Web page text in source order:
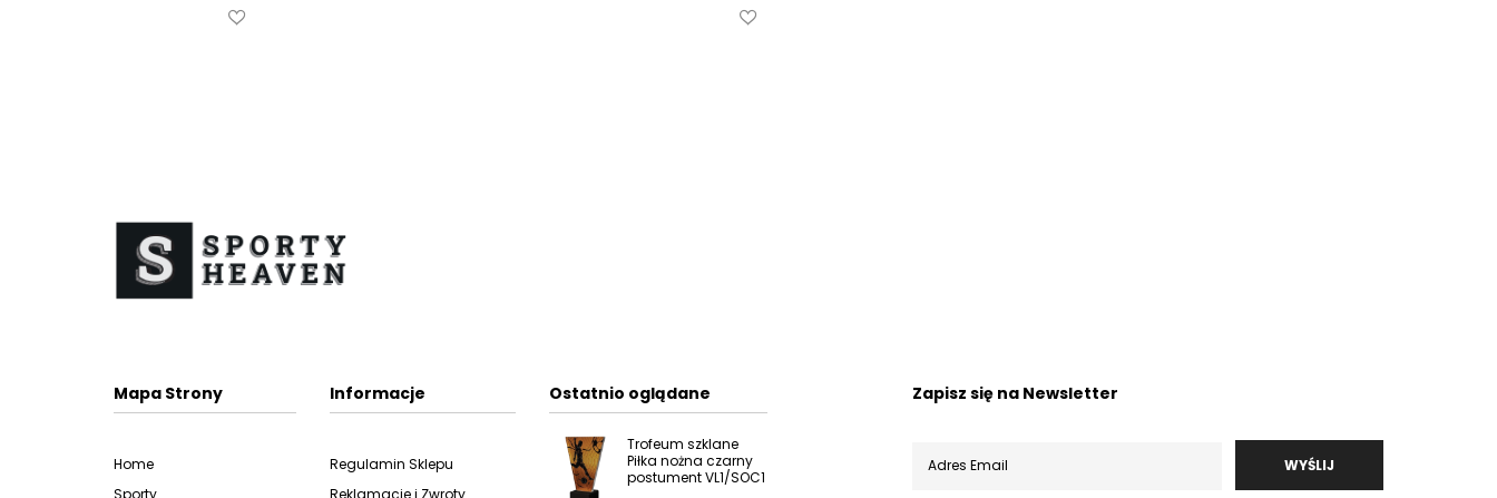
Mapa Strony
Home
Informacje
Regulamin Sklepu
Ostatnio oglądane
Trofeum szklane
Piłka nożna czarny
postument VL1/SOC1
Zapisz się na Newsletter
WYŚLIJ